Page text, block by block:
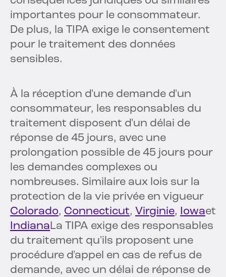
importantes pour le consommateur.
De plus, la TIPA exige le consentement
pour le traitement des données
sensibles.
À la réception d'une demande d'un
consommateur, les responsables du
traitement disposent d'un délai de
réponse de 45 jours, avec une
prolongation possible de 45 jours pour
les demandes complexes ou
nombreuses. Similaire aux lois sur la
protection de la vie privée en vigueur
Colorado, Connecticut, Virginie, Iowaet
IndianaLa TIPA exige des responsables
du traitement qu'ils proposent une
procédure d'appel en cas de refus de
demande, avec un délai de réponse de